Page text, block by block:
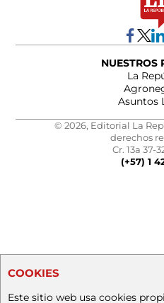
NUESTROS
La
Asuntos
© 2026, Editorial La
derechos
Cr. 13a 37-
(+57) 1
COOKIES
Este sitio web usa cookies